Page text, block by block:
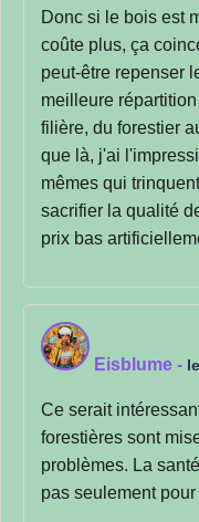
Donc si le bois est
coûte plus, ça
peut-être repenser
meilleure
filière, du forestier
que là, j'ai
mêmes qui
sacrifier la qualité
prix bas
Eisblume -
Ce serait
forestières sont
problèmes. La
pas seulement